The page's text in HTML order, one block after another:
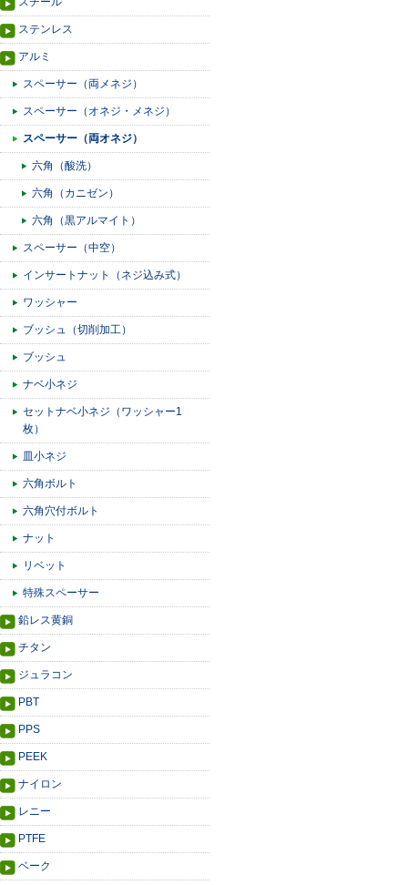
ステンレス
アルミ
スペーサー（両メネジ）
スペーサー（オネジ・メネジ）
スペーサー（両オネジ）
六角（酸洗）
六角（カニゼン）
六角（黒アルマイト）
スペーサー（中空）
インサートナット（ネジ込み式）
ワッシャー
ブッシュ（切削加工）
ブッシュ
ナベ小ネジ
セットナベ小ネジ（ワッシャー1
枚）
皿小ネジ
六角ボルト
六角穴付ボルト
ナット
リベット
特殊スペーサー
鉛レス黄銅
チタン
ジュラコン
PBT
PPS
PEEK
ナイロン
レニー
PTFE
ベーク